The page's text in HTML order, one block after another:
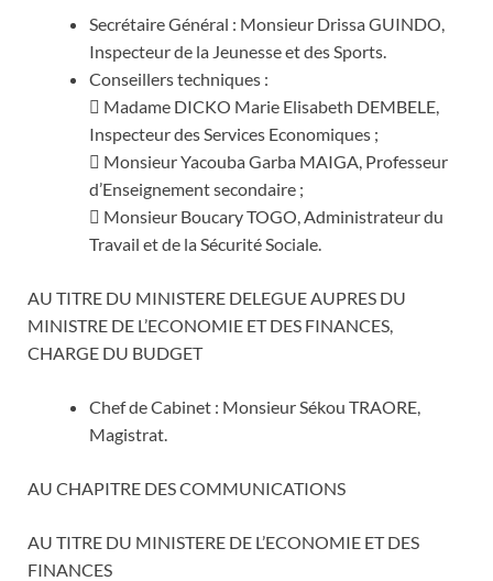
Secrétaire Général : Monsieur Drissa GUINDO,
Inspecteur de la Jeunesse et des Sports.
Conseillers techniques :
 Madame DICKO Marie Elisabeth DEMBELE,
Inspecteur des Services Economiques ;
 Monsieur Yacouba Garba MAIGA, Professeur
d’Enseignement secondaire ;
 Monsieur Boucary TOGO, Administrateur du
Travail et de la Sécurité Sociale.
AU TITRE DU MINISTERE DELEGUE AUPRES DU
MINISTRE DE L’ECONOMIE ET DES FINANCES,
CHARGE DU BUDGET
Chef de Cabinet : Monsieur Sékou TRAORE,
Magistrat.
AU CHAPITRE DES COMMUNICATIONS
AU TITRE DU MINISTERE DE L’ECONOMIE ET DES
FINANCES